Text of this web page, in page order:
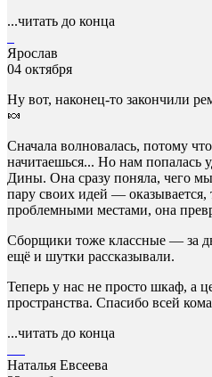
...читать до конца
Ярослав
04 октября
Ну вот, наконец-то закончили
🍬
Сначала волновалась, потому
начитаешься... Но нам попалась
Дины. Она сразу поняла, чего
пару своих идей — оказывается,
проблемными местами, она
Сборщики тоже классные — за
ещё и шутки рассказывали.
Теперь у нас не просто шкаф, а
пространства. Спасибо всей
...читать до конца
Наталья Евсеева